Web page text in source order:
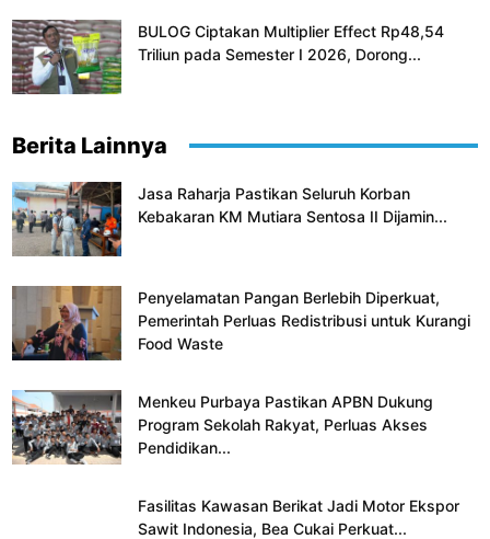
BULOG Ciptakan Multiplier Effect Rp48,54
Triliun pada Semester I 2026, Dorong...
Berita Lainnya
Jasa Raharja Pastikan Seluruh Korban
Kebakaran KM Mutiara Sentosa II Dijamin...
Penyelamatan Pangan Berlebih Diperkuat,
Pemerintah Perluas Redistribusi untuk Kurangi
Food Waste
Menkeu Purbaya Pastikan APBN Dukung
Program Sekolah Rakyat, Perluas Akses
Pendidikan...
Fasilitas Kawasan Berikat Jadi Motor Ekspor
Sawit Indonesia, Bea Cukai Perkuat...